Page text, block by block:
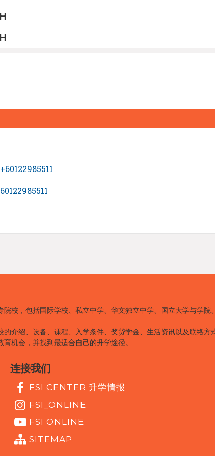
+60122985511
60122985511
校，包括国际学校、私立中学、华文独立中学、国立大学与学院
介绍、设备、课程、入学条件、奖贷学金、生活资讯以及联络
机会，并找到最适合自己的升学途径。
连接我们
FSI CENTER 升学情报
FSI_ONLINE
FSI ONLINE
SITEMAP